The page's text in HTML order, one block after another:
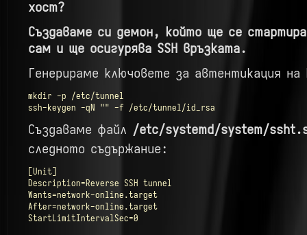
хост?
Създаваме си демон, който ще се
сам и ще осигурява SSH връзката.
Генерираме ключовете за автентикация
mkdir -p /etc/tunnel
ssh-keygen -qN "" -f /etc/tunnel/id_rsa
Създаваме файл /etc/systemd/system/
следното съдържание:
[Unit]
Description=Reverse SSH tunnel
Wants=network-online.target
After=network-online.target
StartLimitIntervalSec=0